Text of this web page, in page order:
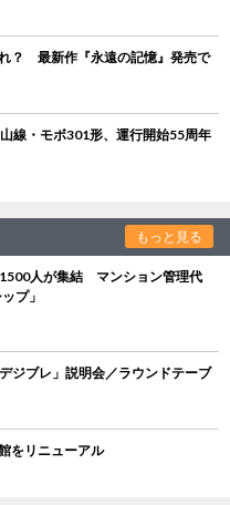
？ 最新作『永遠の記憶』発売で
線・モボ301形、運行開始55周年
もっと見る
1500人が集結 マンション管理代
プ」
ブレ」説明会／ラウンドテーブ
をリニューアル